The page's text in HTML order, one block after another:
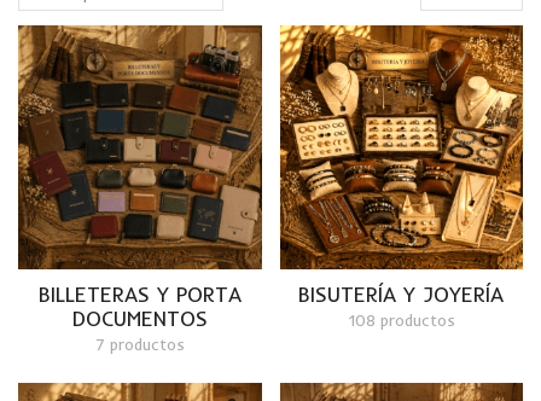
BILLETERAS Y PORTA
DOCUMENTOS
7 productos
BISUTERÍA Y JOYERÍA
108 productos